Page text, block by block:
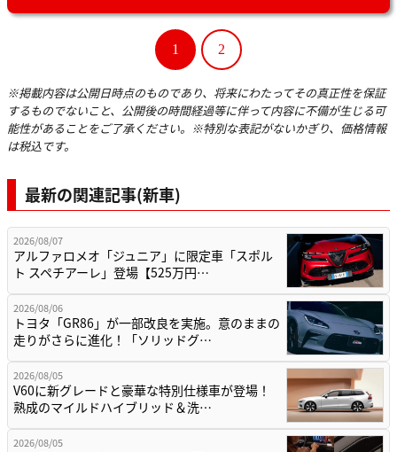
1 2
※掲載内容は公開日時点のものであり、将来にわたってその真正性を保証
するものでないこと、公開後の時間経過等に伴って内容に不備が生じる可
能性があることをご了承ください。※特別な表記がないかぎり、価格情報
は税込です。
最新の関連記事(新車)
2026/08/07
アルファロメオ「ジュニア」に限定車「スポル
ト スペチアーレ」登場【525万円…
2026/08/06
トヨタ「GR86」が一部改良を実施。意のままの
走りがさらに進化！「ソリッドグ…
2026/08/05
V60に新グレードと豪華な特別仕様車が登場！
熟成のマイルドハイブリッド＆洗…
2026/08/05